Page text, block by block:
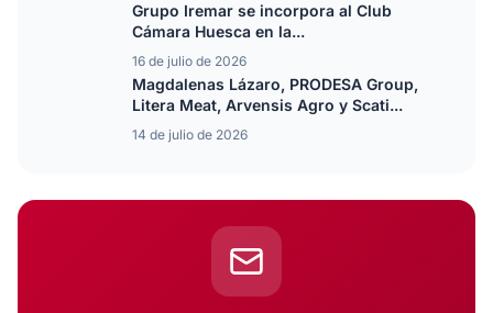
Grupo Iremar se incorpora al Club
Cámara Huesca en la...
16 de julio de 2026
Magdalenas Lázaro, PRODESA Group,
Litera Meat, Arvensis Agro y Scati...
14 de julio de 2026